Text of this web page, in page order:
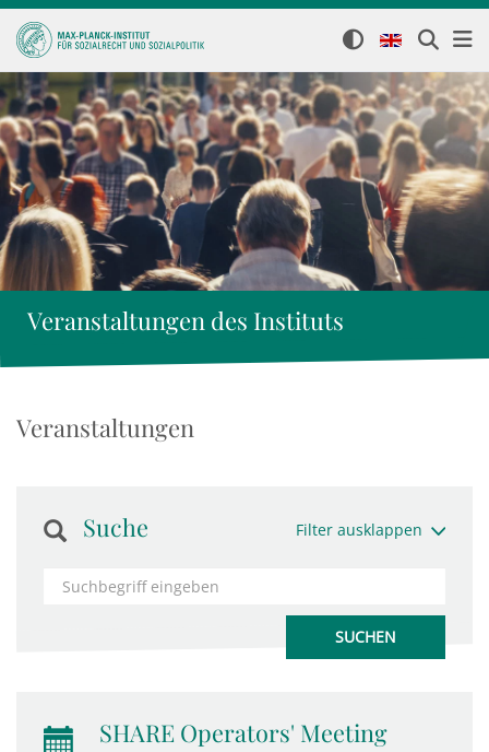
Veranstaltungen des Instituts
Veranstaltungen
Suche Filter ausklappen
SHARE Operators' Meeting